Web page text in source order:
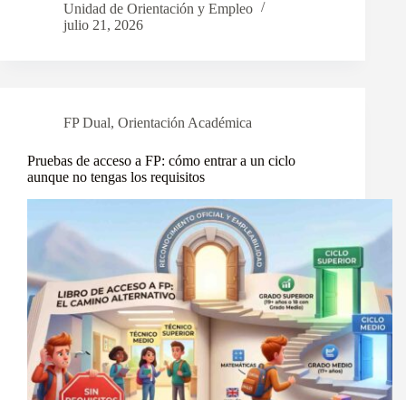
Unidad de Orientación y Empleo
julio 21, 2026
FP Dual, Orientación Académica
Pruebas de acceso a FP: cómo entrar a un ciclo
aunque no tengas los requisitos